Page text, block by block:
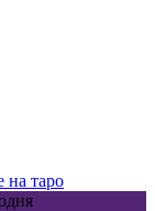
на таро